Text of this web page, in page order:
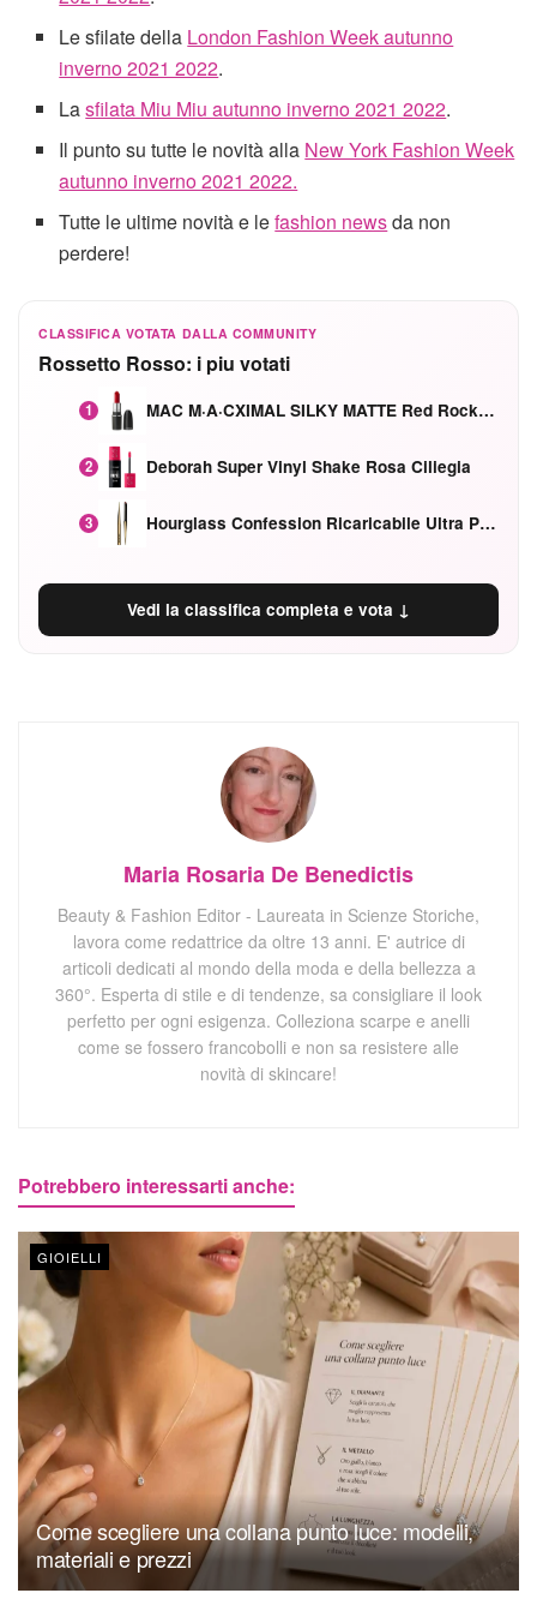
Le sfilate della London Fashion Week autunno
inverno 2021 2022.
Lasfilata Miu Miu autunno inverno 2021 2022.
Il punto su tutte le novità alla New York Fashion Week
autunno inverno 2021 2022.
Tutte le ultime novità e lefashion newsda non
perdere!
CLASSIFICA VOTATA DALLA COMMUNITY
Rossetto Rosso: i piu votati
1 MAC M·A·CXIMAL SILKY MATTE Red Rock mat
2 Deborah Super Vinyl Shake Rosa Ciliegia
3 Hourglass Confession Ricaricabile Ultra Preciso Ad Alta Intensità Secretly Classic Red
Vedi la classifica completa e vota ↓
Maria Rosaria De Benedictis
Beauty & Fashion Editor - Laureata in Scienze Storiche,
lavora come redattrice da oltre 13 anni. E' autrice di
articoli dedicati al mondo della moda e della bellezza a
360°. Esperta di stile e di tendenze, sa consigliare il look
perfetto per ogni esigenza. Colleziona scarpe e anelli
come se fossero francobolli e non sa resistere alle
novità di skincare!
Potrebbero interessarti anche:
GIOIELLI
Come scegliere una collana punto luce: modelli,
materiali e prezzi